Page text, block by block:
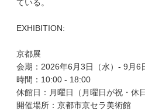
ている。
EXHIBITION:
京都展
会期：2026年6月3日（水）- 9月6
時間：10:00 - 18:00
休館日：月曜日（月曜日が祝・休
開催場所：京都市京セラ美術館